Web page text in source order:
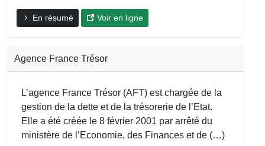
En résumé Voir en ligne
Agence France Trésor
L’agence France Trésor (AFT) est chargée de la
gestion de la dette et de la trésorerie de l’Etat.
Elle a été créée le 8 février 2001 par arrêté du
ministère de l’Economie, des Finances et de (…)